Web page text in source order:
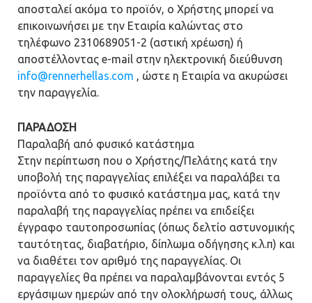
αποσταλεί ακόμα το προϊόν, ο Χρήστης μπορεί να
επικοινωνήσει με την Εταιρία καλώντας στο
τηλέφωνο 2310689051-2 (αστική χρέωση) ή
αποστέλλοντας e-mail στην ηλεκτρονική διεύθυνση
info@rennerhellas.com , ώστε η Εταιρία να ακυρώσει
την παραγγελία.
ΠΑΡΑΔΟΣΗ
Παραλαβή από φυσικό κατάστημα
Στην περίπτωση που ο Χρήστης/Πελάτης κατά την
υποβολή της παραγγελίας επιλέξει να παραλάβει τα
προϊόντα από το φυσικό κατάστημα μας, κατά την
παραλαβή της παραγγελίας πρέπει να επιδείξει
έγγραφο ταυτοπροσωπίας (όπως δελτίο αστυνομικής
ταυτότητας, διαβατήριο, δίπλωμα οδήγησης κ.λ.π) και
να διαθέτει τον αριθμό της παραγγελίας. Οι
παραγγελίες θα πρέπει να παραλαμβάνονται εντός 5
εργάσιμων ημερών από την ολοκλήρωσή τους, άλλως